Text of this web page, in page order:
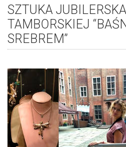
SZTUKA
TAMBORSKIEJ
SREBREM”